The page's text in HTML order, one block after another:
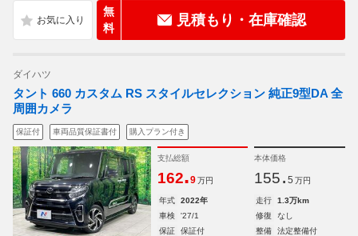
無
料
見積もり・在庫確認
ダイハツ
タント 660 カスタム RS スタイルセレクション 純正9型DA 全
周囲カメラ
保証付 車両品質保証書付 購入プラン付き
支払総額
162.9 万円
本体価格
155. 5 万円
年式 2022年 走行
1.3万km
車検
'27/1 修復
なし
保証
保証付 整備
法定整備付